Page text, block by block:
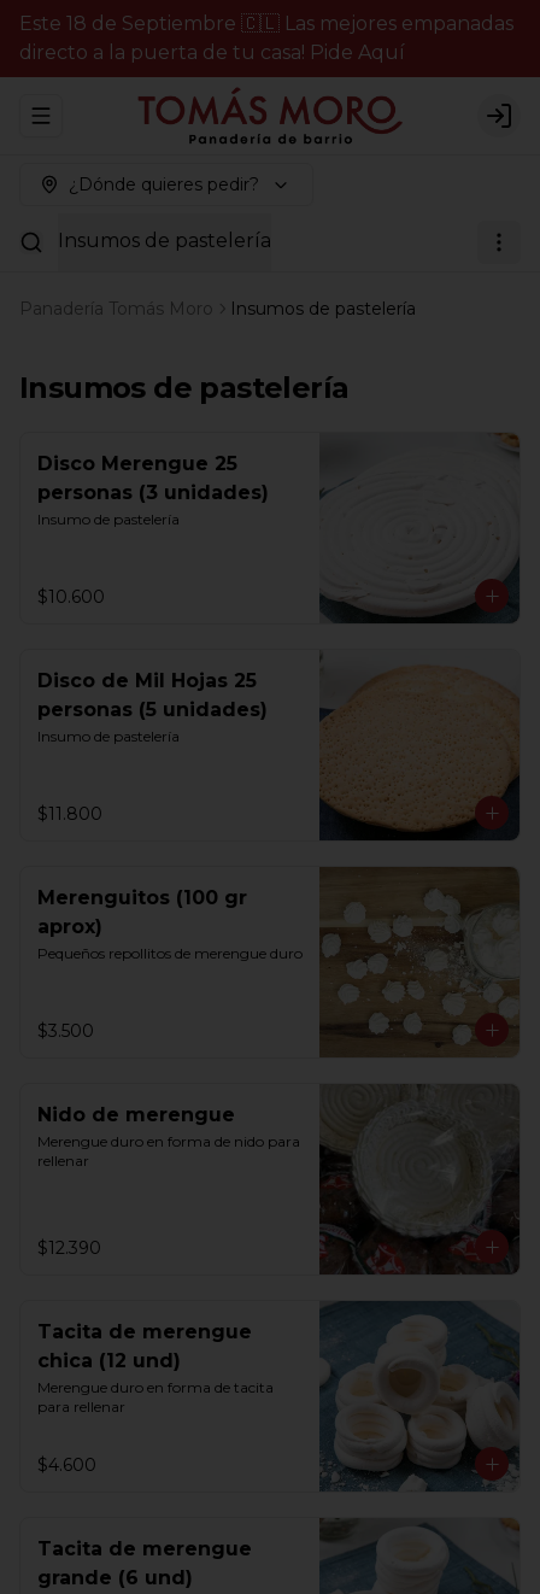
Este 18 de Septiembre 🇨🇱 Las mejores empanadas
directo a la puerta de tu casa! Pide Aquí
Abrir menu de navegación
¿Dónde quieres pedir?
Insumos de pastelería
Panadería Tomás Moro Insumos de pastelería
Insumos de pastelería
Disco Merengue 25
personas (3 unidades)
Insumo de pastelería
$10.600
Disco de Mil Hojas 25
personas (5 unidades)
Insumo de pastelería
$11.800
Merenguitos (100 gr
aprox)
Pequeños repollitos de merengue duro
$3.500
Nido de merengue
Merengue duro en forma de nido para
rellenar
$12.390
Tacita de merengue
chica (12 und)
Merengue duro en forma de tacita
para rellenar
$4.600
Tacita de merengue
grande (6 und)